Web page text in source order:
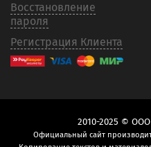
Восстановление
пароля
Регистрация Клиента
2010-2025 ©
Официальный сайт